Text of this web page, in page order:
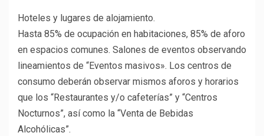
Hoteles y lugares de alojamiento.
Hasta 85% de ocupación en habitaciones, 85% de aforo
en espacios comunes. Salones de eventos observando
lineamientos de “Eventos masivos». Los centros de
consumo deberán observar mismos aforos y horarios
que los “Restaurantes y/o cafeterías” y “Centros
Nocturnos”, así como la “Venta de Bebidas
Alcohólicas”.